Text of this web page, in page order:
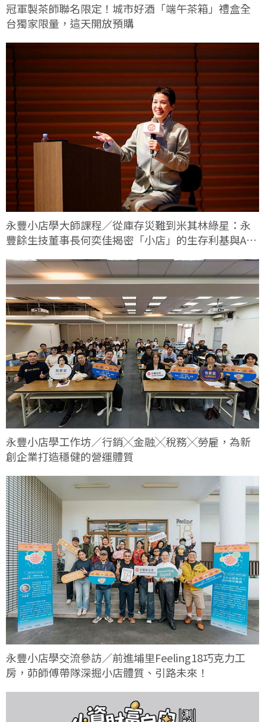
冠軍製茶師聯名限定！城市好酒「端午茶箱」禮盒全
台獨家限量，這天開放預購
永豐小店學大師課程／從庫存災難到米其林綠星：永
豐餘生技董事長何奕佳揭密「小店」的生存利基與AI
永豐小店學工作坊／行銷╳金融╳稅務╳勞雇，為新
創企業打造穩健的營運體質
永豐小店學交流參訪／前進埔里Feeling18巧克力工
房，茆師傅帶隊深掘小店體質、引路未來！